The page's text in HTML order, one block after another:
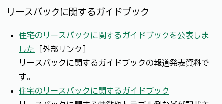
リースバックに関するガイドブック
住宅のリースバックに関するガイドブックを公表しま
した
［外部リンク］
リースバックに関するガイドブックの報道発表資料で
す。
住宅のリースバックに関するガイドブック